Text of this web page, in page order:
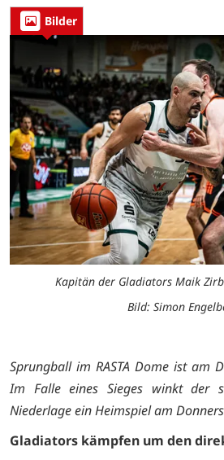
Bilder
Kapitän der Gladiators Maik
Bild: Simon
Sprungball im RASTA Dome ist am
Im Falle eines Sieges winkt der
Niederlage ein Heimspiel am
Gladiators kämpfen um den